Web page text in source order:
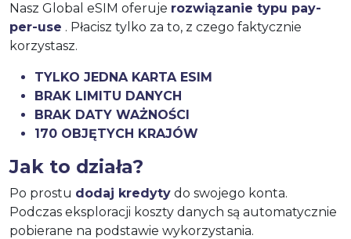
Nasz Global eSIM oferuje rozwiązanie typu pay-
per-use . Płacisz tylko za to, z czego faktycznie
korzystasz.
TYLKO JEDNA KARTA ESIM
BRAK LIMITU DANYCH
BRAK DATY WAŻNOŚCI
170 OBJĘTYCH KRAJÓW
Jak to działa?
Po prostu dodaj kredyty do swojego konta.
Podczas eksploracji koszty danych są automatycznie
pobierane na podstawie wykorzystania.